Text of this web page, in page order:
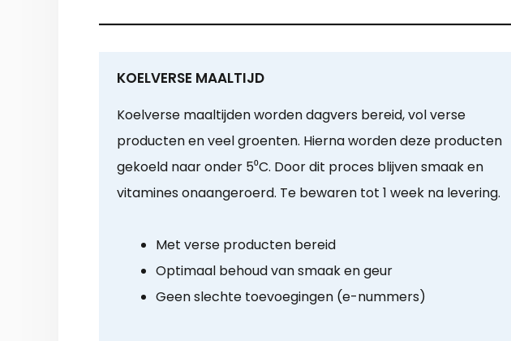
KOELVERSE MAALTIJD
Koelverse maaltijden worden dagvers bereid, vol verse
producten en veel groenten. Hierna worden deze producten
gekoeld naar onder 5⁰C. Door dit proces blijven smaak en
vitamines onaangeroerd. Te bewaren tot 1 week na levering.
Met verse producten bereid
Optimaal behoud van smaak en geur
Geen slechte toevoegingen (e-nummers)